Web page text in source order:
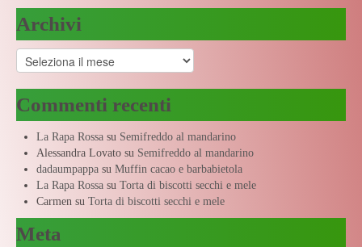
Archivi
Archivi
Commenti recenti
La Rapa Rossa su Semifreddo al mandarino
Alessandra Lovato su Semifreddo al mandarino
dadaumpappa su Muffin cacao e barbabietola
La Rapa Rossa su Torta di biscotti secchi e mele
Carmen su Torta di biscotti secchi e mele
Meta